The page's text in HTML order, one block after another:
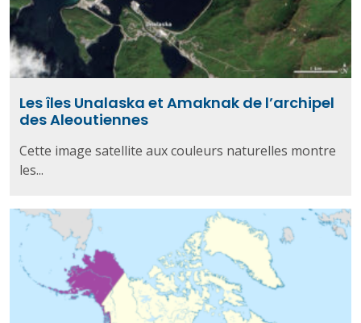
Les îles Unalaska et Amaknak de l’archipel
des Aleoutiennes
Cette image satellite aux couleurs naturelles montre
les...